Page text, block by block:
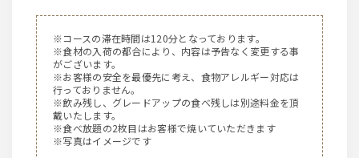
※コースの滞在時間は120分となっております。
※食材の入荷の都合により、内容は予告なく変更する事
がございます。
※お客様の安全を最優先に考え、食物アレルギー対応は
行っておりません。
※飲み残し、グレードアップの食べ残しは別途料金を頂
戴いたします。
※食べ放題の2枚目はお客様で焼いていただきます
※写真はイメージです